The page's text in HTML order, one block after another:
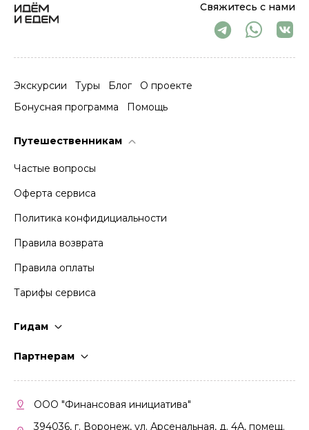
Свяжитесь с нами
Экскурсии Туры Блог
О проекте
Бонусная программа
Помощь
Путешественникам
Частые вопросы
Оферта сервиса
Политика конфидициальности
Правила возврата
Правила оплаты
Тарифы сервиса
Гидам
Партнерам
Кабинет партнера
Правила участия
ООО "Финансовая инициатива"
394036, г. Воронеж, ул. Арсенальная, д. 4А, помещ.